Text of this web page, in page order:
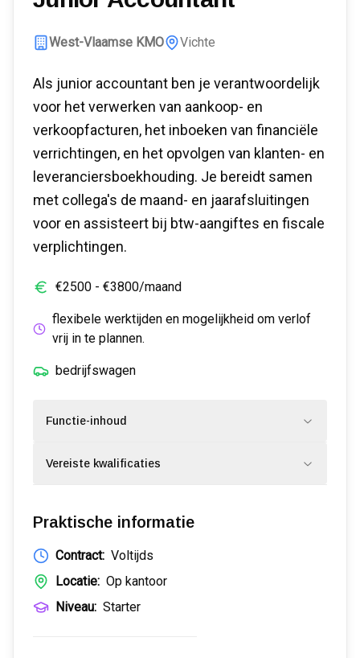
West-Vlaamse KMO Vichte
Als junior accountant ben je verantwoordelijk
voor het verwerken van aankoop- en
verkoopfacturen, het inboeken van financiële
verrichtingen, en het opvolgen van klanten- en
leveranciersboekhouding. Je bereidt samen
met collega's de maand- en jaarafsluitingen
voor en assisteert bij btw-aangiftes en fiscale
verplichtingen.
€2500 - €3800/maand
flexibele werktijden en mogelijkheid om verlof
vrij in te plannen.
bedrijfswagen
Functie-inhoud
Vereiste kwalificaties
Praktische informatie
Contract: Voltijds
Locatie: Op kantoor
Niveau: Starter